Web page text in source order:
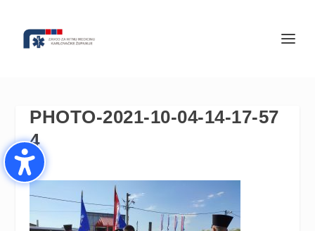
PHOTO-2021-10-04-14-17-57
4